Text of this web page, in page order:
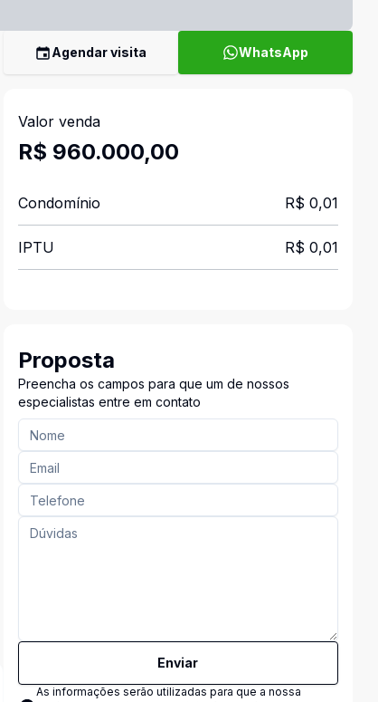
Agendar visita WhatsApp
Valor venda
R$ 960.000,00
Condomínio R$ 0,01
IPTU R$ 0,01
Proposta
Preencha os campos para que um de nossos
especialistas entre em contato
Enviar
As informações serão utilizadas para que a nossa